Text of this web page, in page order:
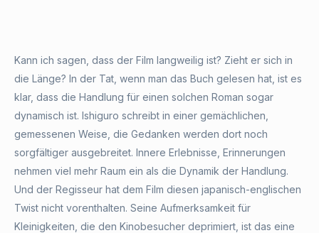
Kann ich sagen, dass der Film langweilig ist? Zieht er sich in
die Länge? In der Tat, wenn man das Buch gelesen hat, ist es
klar, dass die Handlung für einen solchen Roman sogar
dynamisch ist. Ishiguro schreibt in einer gemächlichen,
gemessenen Weise, die Gedanken werden dort noch
sorgfältiger ausgebreitet. Innere Erlebnisse, Erinnerungen
nehmen viel mehr Raum ein als die Dynamik der Handlung.
Und der Regisseur hat dem Film diesen japanisch-englischen
Twist nicht vorenthalten. Seine Aufmerksamkeit für
Kleinigkeiten, die den Kinobesucher deprimiert, ist das eine